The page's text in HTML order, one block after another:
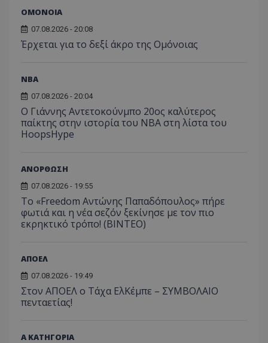
ΟΜΟΝΟΙΑ
07.08.2026 - 20:08
Έρχεται για το δεξί άκρο της Ομόνοιας
NBA
07.08.2026 - 20:04
Ο Γιάννης Αντετοκούνμπο 20ος καλύτερος
παίκτης στην ιστορία του NBA στη λίστα του
HoopsHype
ΑΝΟΡΘΩΣΗ
07.08.2026 - 19:55
Το «Freedom Αντώνης Παπαδόπουλος» πήρε
φωτιά και η νέα σεζόν ξεκίνησε με τον πιο
εκρηκτικό τρόπο! (ΒΙΝΤΕΟ)
ΑΠΟΕΛ
07.08.2026 - 19:49
Στον ΑΠΟΕΛ ο Τάχα ΕλΚέμπε – ΣΥΜΒΟΛΑΙΟ
πενταετίας!
Α ΚΑΤΗΓΟΡΙΑ